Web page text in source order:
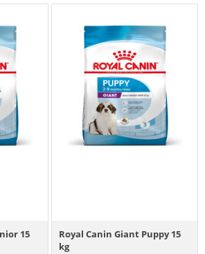
15
Royal Canin Giant Puppy 15
kg